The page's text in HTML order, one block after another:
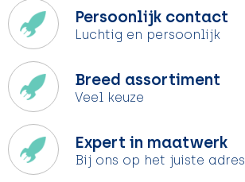
Persoonlijk contact
Luchtig en persoonlijk
Breed assortiment
Veel keuze
Expert in maatwerk
Bij ons op het juiste adres